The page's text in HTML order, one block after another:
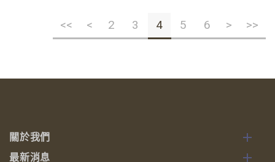
<< < 2 3 4 5 6 > >>
關於我們
最新消息